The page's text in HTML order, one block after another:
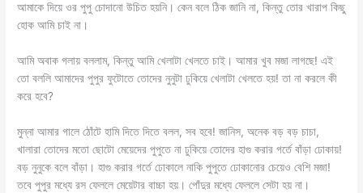
আমাকে দিয়ে ওর পুপু চোদানো উচিত হয়নি। কেন বলে ঠিক জানি না, কিন্তু তোর খারাপ কিছু
হোক আমি চাই না।
আমি অবাক গলায় বললাম, কিন্তু আমি খেলাটা খেলতে চাই। আমার খুব মজা লাগছে! এই
তো বললি আমাদের পুপুর ফুটোতে তোদের নুনুটা ঢুকিয়ে খেলাটা খেলতে হয়! তা না করলে কী
করে হবে?
মুন্না আমার গালে ঠোঁটে হামি দিতে দিতে বলল, সব হবে! জানিস, অনেক বড় বড় চাচা,
খালারা তোদের মতো ছোটো মেয়েদের পুপুতে না ঢুকিয়ে তোদের হাগু করার গর্তে বাঁড়া ঢোকায়!
বড় নুনুকে বলে বাঁড়া। হাগু করার গর্তে ঢোকালে নাকি পুপুতে ঢোকানোর চেয়েও বেশি মজা!
তবে পুপুর মধ্যে রস ফেললে মেয়েটার বাচ্চা হয়। পোঁদুর মধ্যে ফেললে সেটা হয় না।